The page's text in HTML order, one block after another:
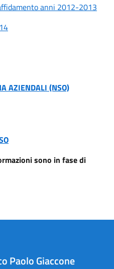
anni 2012-2013
AZIENDALI (NSO)
sono in fase di
Paolo Giaccone